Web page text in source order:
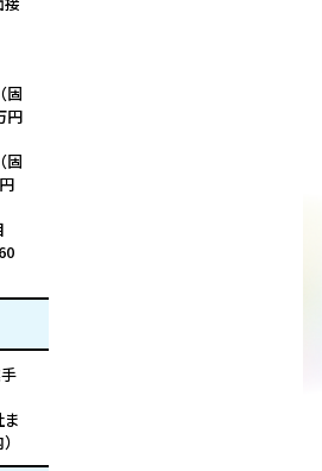
固
円
固